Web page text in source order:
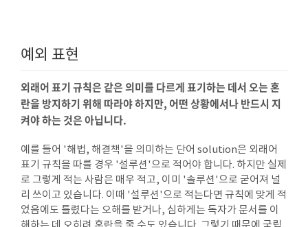
등 조
예외 표현
외래어 표기 규칙은 같은 의미를 다르게 표기하는 데서 오는 혼
란을 방지하기 위해 따라야 하지만, 어떤 상황에서나 반드시 지
켜야 하는 것은 아닙니다.
예를 들어 '해법, 해결책'을 의미하는 단어 solution은 외래어
표기 규칙을 따를 경우 '설루션'으로 적어야 합니다. 하지만 실제
로 그렇게 적는 사람은 매우 적고, 이미 '솔루션'으로 굳어져 널
리 쓰이고 있습니다. 이때 '설루션'으로 적는다면 규칙에 맞게 적
었음에도 틀렸다는 오해를 받거나, 심하게는 독자가 문서를 이